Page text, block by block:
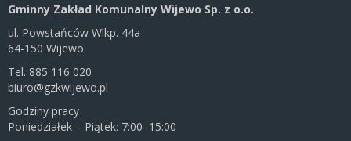
Gminny Zakład Komunalny Wijewo Sp. z o.o.
ul. Powstańców Wlkp. 44a
64-150 Wijewo
Tel. 885 116 020
biuro@gzkwijewo.pl
Godziny pracy
Poniedziałek – Piątek: 7:00–15:00